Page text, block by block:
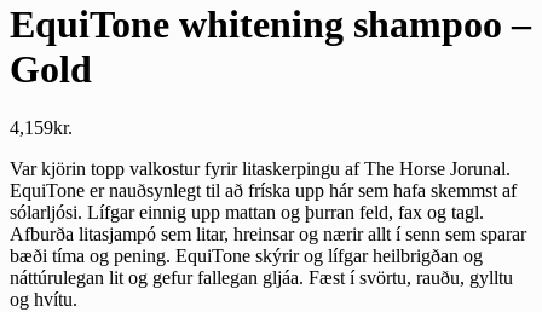
EquiTone whitening shampoo –
Gold
4,159kr.
Var kjörin topp valkostur fyrir litaskerpingu af The Horse Jorunal.
EquiTone er nauðsynlegt til að fríska upp hár sem hafa skemmst af
sólarljósi. Lífgar einnig upp mattan og þurran feld, fax og tagl.
Afburða litasjampó sem litar, hreinsar og nærir allt í senn sem sparar
bæði tíma og pening. EquiTone skýrir og lífgar heilbrigðan og
náttúrulegan lit og gefur fallegan gljáa. Fæst í svörtu, rauðu, gylltu
og hvítu.